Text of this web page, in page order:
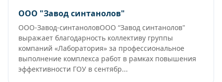
ООО "Завод синтанолов"
ООО-Завод-синтаноловООО “Завод синтанолов"
выражает благодарность коллективу группы
компаний «Лаборатория» за профессиональное
выполнение комплекса работ в рамках повышения
эффективности ГОУ в сентябр...